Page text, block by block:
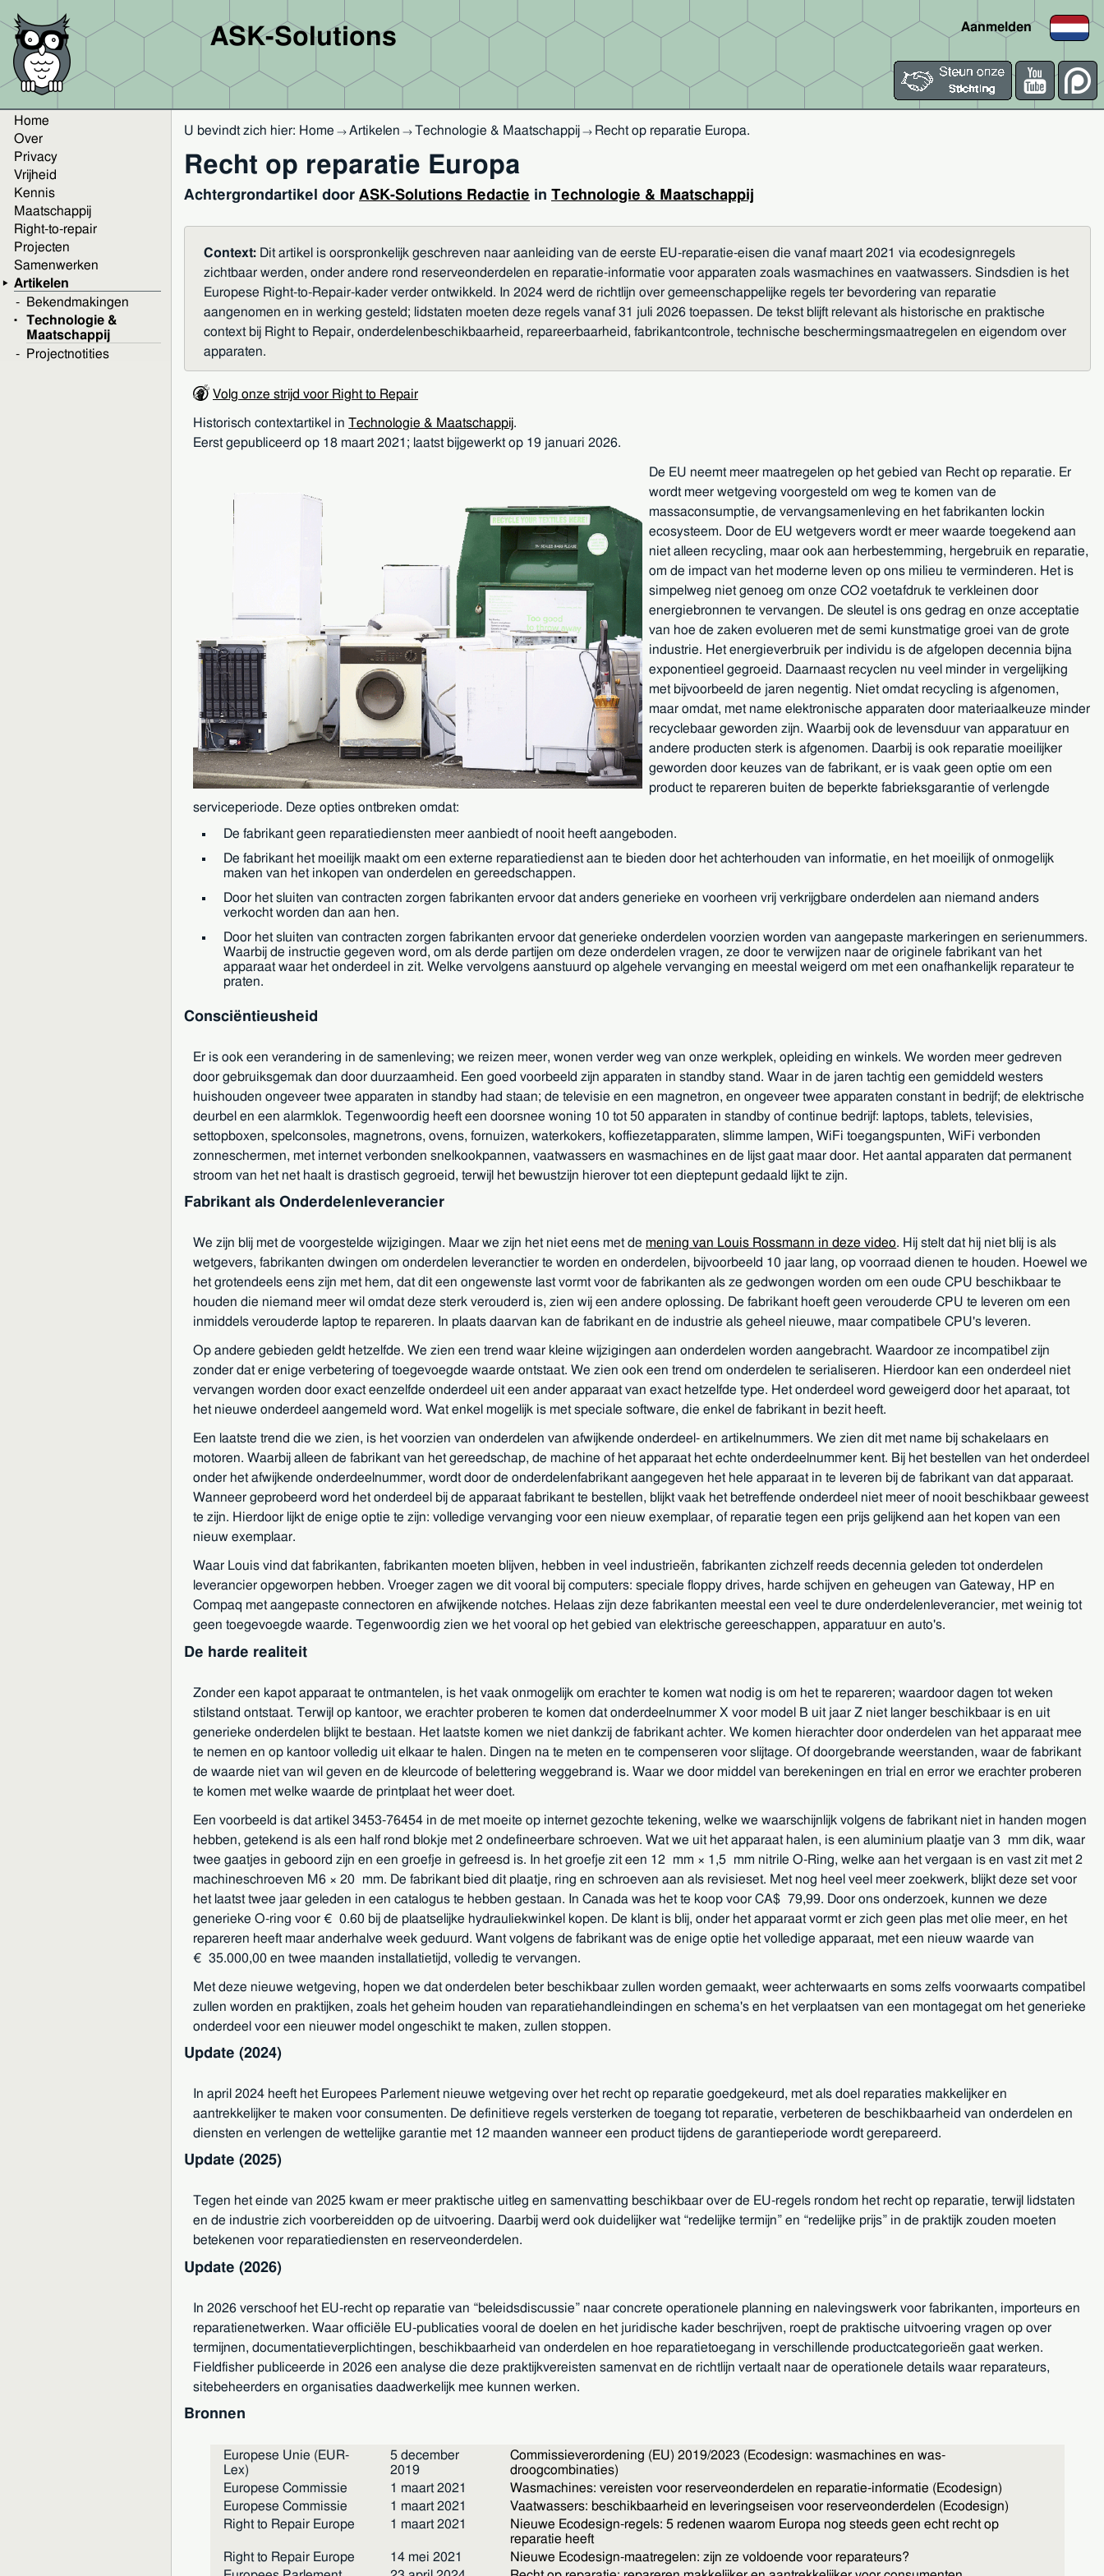
ASK-Solutions
U bevindt zich hier: Home → Artikelen → Technologie & Maatschappij → Recht op reparatie Europa.
Aanmelden
Recht op reparatie Europa
Achtergrondartikel door ASK-Solutions Redactie in Technologie & Maatschappij
Context: Dit artikel is oorspronkelijk geschreven naar aanleiding van de eerste EU-reparatie-eisen die vanaf maart 2021 via ecodesignregels
zichtbaar werden, onder andere rond reserveonderdelen en reparatie-informatie voor apparaten zoals wasmachines en vaatwassers. Sindsdien is het
Europese Right-to-Repair-kader verder ontwikkeld. In 2024 werd de richtlijn over gemeenschappelijke regels ter bevordering van reparatie
aangenomen en in werking gesteld; lidstaten moeten deze regels vanaf 31 juli 2026 toepassen. De tekst blijft relevant als historische en praktische
context bij Right to Repair, onderdelenbeschikbaarheid, repareerbaarheid, fabrikantcontrole, technische beschermingsmaatregelen en eigendom over
apparaten.
Volg onze strijd voor Right to Repair
Historisch contextartikel inTechnologie & Maatschappij.
Eerst gepubliceerd op 18 maart 2021; laatst bijgewerkt op 19 januari 2026.
De EU neemt meer maatregelen op het gebied van Recht op reparatie. Er
wordt meer wetgeving voorgesteld om weg te komen van de
massaconsumptie, de vervangsamenleving en het fabrikanten lockin
ecosysteem. Door de EU wetgevers wordt er meer waarde toegekend aan
niet alleen recycling, maar ook aan herbestemming, hergebruik en reparatie,
om de impact van het moderne leven op ons milieu te verminderen. Het is
simpelweg niet genoeg om onze CO2 voetafdruk te verkleinen door
energiebronnen te vervangen. De sleutel is ons gedrag en onze acceptatie
van hoe de zaken evolueren met de semi kunstmatige groei van de grote
industrie. Het energieverbruik per individu is de afgelopen decennia bijna
exponentieel gegroeid. Daarnaast recyclen nu veel minder in vergelijking
met bijvoorbeeld de jaren negentig. Niet omdat recycling is afgenomen,
maar omdat, met name elektronische apparaten door materiaalkeuze minder
recyclebaar geworden zijn. Waarbij ook de levensduur van apparatuur en
andere producten sterk is afgenomen. Daarbij is ook reparatie moeilijker
geworden door keuzes van de fabrikant, er is vaak geen optie om een
product te repareren buiten de beperkte fabrieksgarantie of verlengde
serviceperiode. Deze opties ontbreken omdat:
De fabrikant geen reparatiediensten meer aanbiedt of nooit heeft aangeboden.
De fabrikant het moeilijk maakt om een externe reparatiedienst aan te bieden door het achterhouden van informatie, en het moeilijk of onmogelijk
maken van het inkopen van onderdelen en gereedschappen.
Door het sluiten van contracten zorgen fabrikanten ervoor dat anders generieke en voorheen vrij verkrijgbare onderdelen aan niemand anders
verkocht worden dan aan hen.
Door het sluiten van contracten zorgen fabrikanten ervoor dat generieke onderdelen voorzien worden van aangepaste markeringen en serienummers.
Waarbij de instructie gegeven word, om als derde partijen om deze onderdelen vragen, ze door te verwijzen naar de originele fabrikant van het
apparaat waar het onderdeel in zit. Welke vervolgens aanstuurd op algehele vervanging en meestal weigerd om met een onafhankelijk reparateur te
praten.
Consciëntieusheid
Er is ook een verandering in de samenleving; we reizen meer, wonen verder weg van onze werkplek, opleiding en winkels. We worden meer gedreven
door gebruiksgemak dan door duurzaamheid. Een goed voorbeeld zijn apparaten in standby stand. Waar in de jaren tachtig een gemiddeld westers
huishouden ongeveer twee apparaten in standby had staan; de televisie en een magnetron, en ongeveer twee apparaten constant in bedrijf; de elektrische
deurbel en een alarmklok. Tegenwoordig heeft een doorsnee woning 10 tot 50 apparaten in standby of continue bedrijf: laptops, tablets, televisies,
settopboxen, spelconsoles, magnetrons, ovens, fornuizen, waterkokers, koffiezetapparaten, slimme lampen, WiFi toegangspunten, WiFi verbonden
zonneschermen, met internet verbonden snelkookpannen, vaatwassers en wasmachines en de lijst gaat maar door. Het aantal apparaten dat permanent
stroom van het net haalt is drastisch gegroeid, terwijl het bewustzijn hierover tot een dieptepunt gedaald lijkt te zijn.
Fabrikant als Onderdelenleverancier
We zijn blij met de voorgestelde wijzigingen. Maar we zijn het niet eens met de mening van Louis Rossmann in deze video. Hij stelt dat hij niet blij is als
wetgevers, fabrikanten dwingen om onderdelen leveranctier te worden en onderdelen, bijvoorbeeld 10 jaar lang, op voorraad dienen te houden. Hoewel we
het grotendeels eens zijn met hem, dat dit een ongewenste last vormt voor de fabrikanten als ze gedwongen worden om een oude CPU beschikbaar te
houden die niemand meer wil omdat deze sterk verouderd is, zien wij een andere oplossing. De fabrikant hoeft geen verouderde CPU te leveren om een
inmiddels verouderde laptop te repareren. In plaats daarvan kan de fabrikant en de industrie als geheel nieuwe, maar compatibele CPU's leveren.
Op andere gebieden geldt hetzelfde. We zien een trend waar kleine wijzigingen aan onderdelen worden aangebracht. Waardoor ze incompatibel zijn
zonder dat er enige verbetering of toegevoegde waarde ontstaat. We zien ook een trend om onderdelen te serialiseren. Hierdoor kan een onderdeel niet
vervangen worden door exact eenzelfde onderdeel uit een ander apparaat van exact hetzelfde type. Het onderdeel word geweigerd door het aparaat, tot
het nieuwe onderdeel aangemeld word. Wat enkel mogelijk is met speciale software, die enkel de fabrikant in bezit heeft.
Een laatste trend die we zien, is het voorzien van onderdelen van afwijkende onderdeel- en artikelnummers. We zien dit met name bij schakelaars en
motoren. Waarbij alleen de fabrikant van het gereedschap, de machine of het apparaat het echte onderdeelnummer kent. Bij het bestellen van het onderdeel
onder het afwijkende onderdeelnummer, wordt door de onderdelenfabrikant aangegeven het hele apparaat in te leveren bij de fabrikant van dat apparaat.
Wanneer geprobeerd word het onderdeel bij de apparaat fabrikant te bestellen, blijkt vaak het betreffende onderdeel niet meer of nooit beschikbaar geweest
te zijn. Hierdoor lijkt de enige optie te zijn: volledige vervanging voor een nieuw exemplaar, of reparatie tegen een prijs gelijkend aan het kopen van een
nieuw exemplaar.
Waar Louis vind dat fabrikanten, fabrikanten moeten blijven, hebben in veel industrieën, fabrikanten zichzelf reeds decennia geleden tot onderdelen
leverancier opgeworpen hebben. Vroeger zagen we dit vooral bij computers: speciale floppy drives, harde schijven en geheugen van Gateway, HP en
Compaq met aangepaste connectoren en afwijkende notches. Helaas zijn deze fabrikanten meestal een veel te dure onderdelenleverancier, met weinig tot
geen toegevoegde waarde. Tegenwoordig zien we het vooral op het gebied van elektrische gereeschappen, apparatuur en auto's.
De harde realiteit
Zonder een kapot apparaat te ontmantelen, is het vaak onmogelijk om erachter te komen wat nodig is om het te repareren; waardoor dagen tot weken
stilstand ontstaat. Terwijl op kantoor, we erachter proberen te komen dat onderdeelnummer X voor model B uit jaar Z niet langer beschikbaar is en uit
generieke onderdelen blijkt te bestaan. Het laatste komen we niet dankzij de fabrikant achter. We komen hierachter door onderdelen van het apparaat mee
te nemen en op kantoor volledig uit elkaar te halen. Dingen na te meten en te compenseren voor slijtage. Of doorgebrande weerstanden, waar de fabrikant
de waarde niet van wil geven en de kleurcode of belettering weggebrand is. Waar we door middel van berekeningen en trial en error we erachter proberen
te komen met welke waarde de printplaat het weer doet.
Een voorbeeld is dat artikel 3453-76454 in de met moeite op internet gezochte tekening, welke we waarschijnlijk volgens de fabrikant niet in handen mogen
hebben, getekend is als een half rond blokje met 2 ondefineerbare schroeven. Wat we uit het apparaat halen, is een aluminium plaatje van 3 mm dik, waar
twee gaatjes in geboord zijn en een groefje in gefreesd is. In het groefje zit een 12 mm × 1,5 mm nitrile O-Ring, welke aan het vergaan is en vast zit met 2
machineschroeven M6 × 20 mm. De fabrikant bied dit plaatje, ring en schroeven aan als revisieset. Met nog heel veel meer zoekwerk, blijkt deze set voor
het laatst twee jaar geleden in een catalogus te hebben gestaan. In Canada was het te koop voor CA$ 79,99. Door ons onderzoek, kunnen we deze
generieke O-ring voor € 0.60 bij de plaatselijke hydrauliekwinkel kopen. De klant is blij, onder het apparaat vormt er zich geen plas met olie meer, en het
repareren heeft maar anderhalve week geduurd. Want volgens de fabrikant was de enige optie het volledige apparaat, met een nieuw waarde van
€ 35.000,00 en twee maanden installatietijd, volledig te vervangen.
Met deze nieuwe wetgeving, hopen we dat onderdelen beter beschikbaar zullen worden gemaakt, weer achterwaarts en soms zelfs voorwaarts compatibel
zullen worden en praktijken, zoals het geheim houden van reparatiehandleindingen en schema's en het verplaatsen van een montagegat om het generieke
onderdeel voor een nieuwer model ongeschikt te maken, zullen stoppen.
Update (2024)
In april 2024 heeft het Europees Parlement nieuwe wetgeving over het recht op reparatie goedgekeurd, met als doel reparaties makkelijker en
aantrekkelijker te maken voor consumenten. De definitieve regels versterken de toegang tot reparatie, verbeteren de beschikbaarheid van onderdelen en
diensten en verlengen de wettelijke garantie met 12 maanden wanneer een product tijdens de garantieperiode wordt gerepareerd.
Update (2025)
Tegen het einde van 2025 kwam er meer praktische uitleg en samenvatting beschikbaar over de EU-regels rondom het recht op reparatie, terwijl lidstaten
en de industrie zich voorbereidden op de uitvoering. Daarbij werd ook duidelijker wat “redelijke termijn” en “redelijke prijs” in de praktijk zouden moeten
betekenen voor reparatiediensten en reserveonderdelen.
Update (2026)
In 2026 verschoof het EU-recht op reparatie van “beleidsdiscussie” naar concrete operationele planning en nalevingswerk voor fabrikanten, importeurs en
reparatienetwerken. Waar officiële EU-publicaties vooral de doelen en het juridische kader beschrijven, roept de praktische uitvoering vragen op over
termijnen, documentatieverplichtingen, beschikbaarheid van onderdelen en hoe reparatietoegang in verschillende productcategorieën gaat werken.
Fieldfisher publiceerde in 2026 een analyse die deze praktijkvereisten samenvat en de richtlijn vertaalt naar de operationele details waar reparateurs,
sitebeheerders en organisaties daadwerkelijk mee kunnen werken.
Bronnen
Europese Unie (EUR-
Lex)
5 december
2019
Commissieverordening (EU) 2019/2023 (Ecodesign: wasmachines en was-
droogcombinaties)
Europese Commissie
1 maart 2021
Wasmachines: vereisten voor reserveonderdelen en reparatie-informatie (Ecodesign)
Europese Commissie
1 maart 2021
Vaatwassers: beschikbaarheid en leveringseisen voor reserveonderdelen (Ecodesign)
Right to Repair Europe
1 maart 2021
Nieuwe Ecodesign-regels: 5 redenen waarom Europa nog steeds geen echt recht op
reparatie heeft
Right to Repair Europe
14 mei 2021
Nieuwe Ecodesign-maatregelen: zijn ze voldoende voor reparateurs?
Home
Over
Privacy
Vrijheid
Kennis
Maatschappij
Right-to-repair
Projecten
Samenwerken
Artikelen
Bekendmakingen
Technologie &
Maatschappij
Projectnotities